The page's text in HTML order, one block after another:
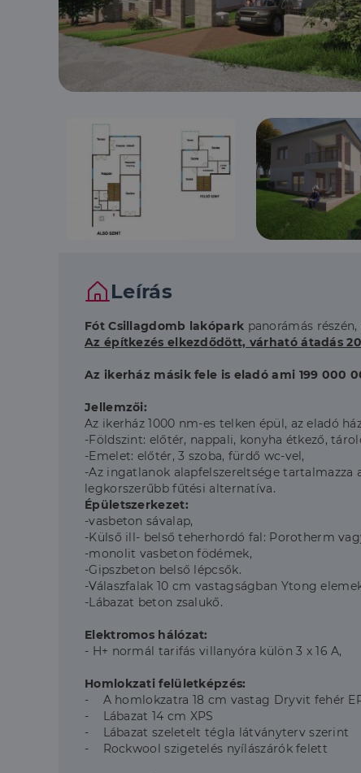
Leírás
Fót Csillagdomb lakópark panorámás részén,
Az építkezés elkezdődött, várható átadás
Az ikerház másik fele is eladó ami 199 000
Jellemzői:
Az ikerház 1000 nm-es telken épül, az eladó
-Földszint: előtér, nappali, konyha étkező,
-Emelet: előtér, 3 szoba, fürdő wc-vel,
-Az ingatlanok alapfelszereltsége
legkorszerűbb fűtési alternatíva.
Épületszerkezet:
-vasbeton sávalap,
-Külső ill- belső teherhordó fal: Porotherm
-monolit vasbeton födémek,
-Gipszbeton belső lépcsők.
-Válaszfalak 10 cm vastagságban Ytong
-Lábazat beton zsalukő.
Elektromos hálózat:
- H+ normál tarifás villanyóra külön 3 x 16 A,
Homlokzati felületképzés:
- A homlokzatra 18 cm vastag Dryvit fehér
- Lábazat 14 cm XPS
- Lábazat szeletelt tégla látványterv szerint
- Rockwool szigetelés nyílászárók felett